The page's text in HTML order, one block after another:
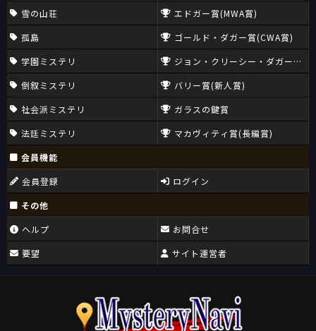
雪の山荘
孤島
学園ミステリ
倒叙ミステリ
社会派ミステリ
法廷ミステリ
エドガー賞(MWA賞)
ゴールド・ダガー賞(CWA賞)
ジョン・クリーシー・ダガー賞
バリー賞(新人賞)
ガラスの鍵賞
マカヴィティ賞(長編賞)
会員機能
会員登録
ログイン
その他
ヘルプ
要望
お問合せ
サイト運営者